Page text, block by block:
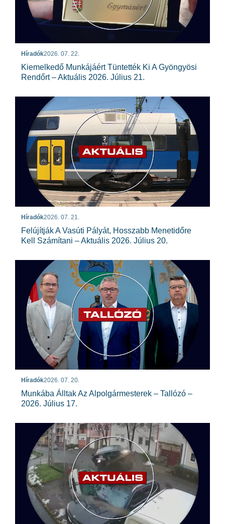
Híradók2026. 07. 22.
Kiemelkedő Munkájáért Tüntették Ki A Gyöngyösi
Rendőrt – Aktuális 2026. Július 21.
Híradók2026. 07. 21.
Felújítják A Vasúti Pályát, Hosszabb Menetidőre
Kell Számítani – Aktuális 2026. Július 20.
Híradók2026. 07. 20.
Munkába Álltak Az Alpolgármesterek – Tallózó –
2026. Július 17.